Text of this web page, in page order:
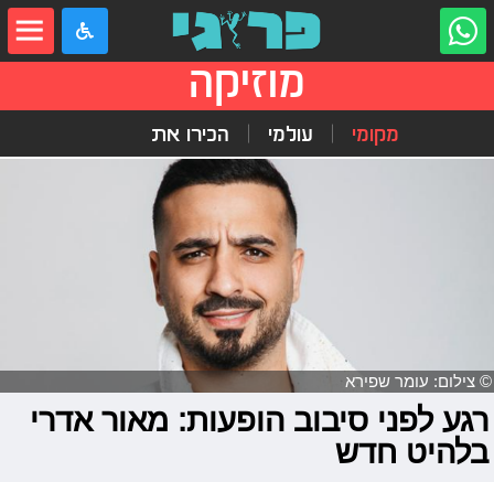
מוזיקה
מקומי עולמי הכירו את
© צילום: עומר שפירא
רגע לפני סיבוב הופעות: מאור אדרי
בלהיט חדש